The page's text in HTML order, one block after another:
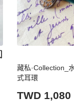
藏私·Collection_
式耳環
TWD 1,080